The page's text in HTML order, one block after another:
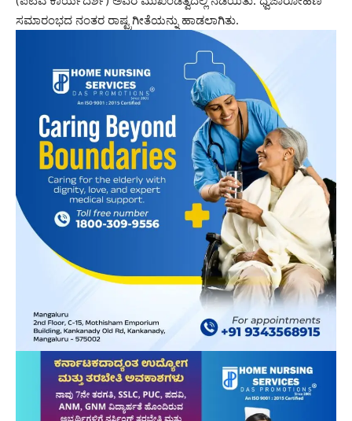
ಸಮಾರಂಭದ ನಂತರ ರಾಷ್ಟ್ರಗೀತೆಯನ್ನು ಹಾಡಲಾಗಿತು.